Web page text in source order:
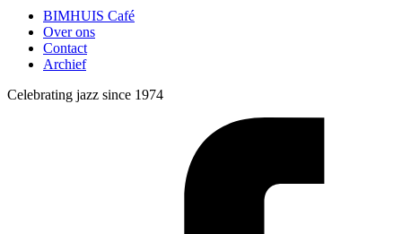
BIMHUIS Café
Over ons
Contact
Archief
Celebrating jazz since 1974